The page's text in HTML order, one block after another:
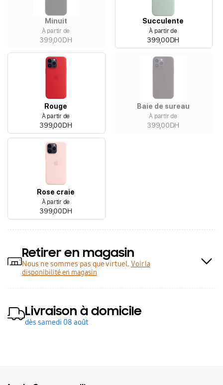
Minuit
À partir de
399,00DH
Succulente
À partir de
399,00DH
Rouge
À partir de
399,00DH
Baie de sureau
À partir de
399,00DH
Rose craie
À partir de
399,00DH
Retirer en magasin
Nous ne sommes pas que virtuel. Voir la
disponibilité en magasin
Livraison à domicile
dès samedi 08 août